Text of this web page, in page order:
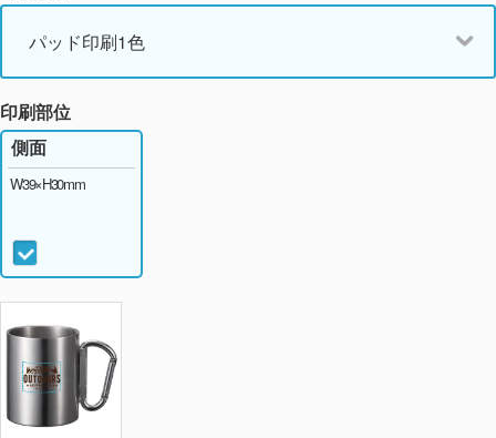
パッド印刷1色
印刷部位
側面
W39×H30mm